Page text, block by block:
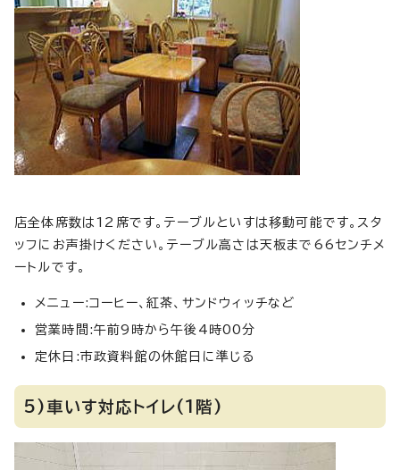
店全体席数は12席です。テーブルといすは移動可能です。スタ
ッフにお声掛けください。テーブル高さは天板まで66センチメ
ートルです。
メニュー:コーヒー、紅茶、サンドウィッチなど
営業時間:午前9時から午後4時00分
定休日:市政資料館の休館日に準じる
5)車いす対応トイレ(1階)